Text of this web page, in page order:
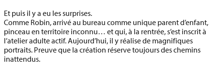
Et puis il y a eu les surprises.
Comme Robin, arrivé au bureau comme unique parent d’enfant,
pinceau en territoire inconnu… et qui, à la rentrée, s’est inscrit à
l’atelier adulte actif. Aujourd’hui, il y réalise de magnifiques
portraits. Preuve que la création réserve toujours des chemins
inattendus.